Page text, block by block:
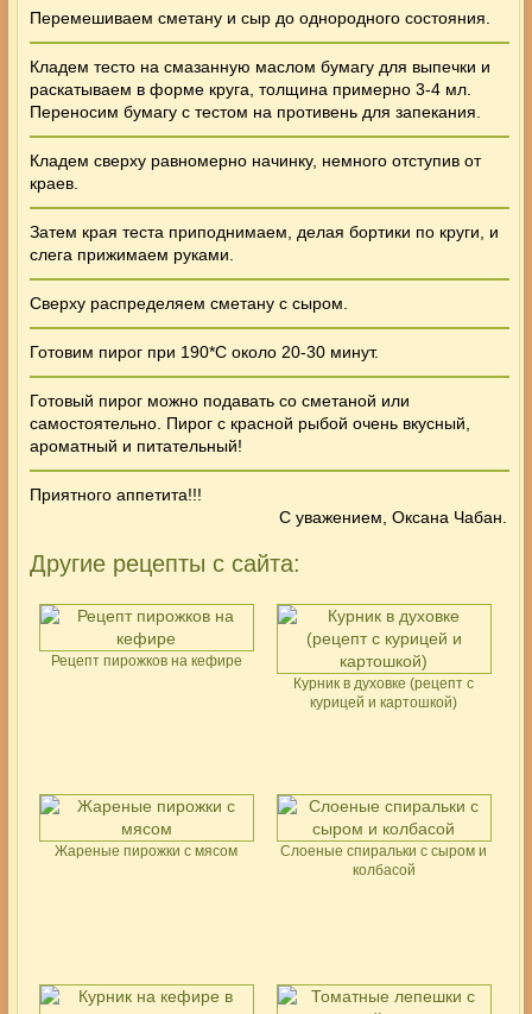
Перемешиваем сметану и сыр до однородного состояния.
Кладем тесто на смазанную маслом бумагу для выпечки и
раскатываем в форме круга, толщина примерно 3-4 мл.
Переносим бумагу с тестом на противень для запекания.
Кладем сверху равномерно начинку, немного отступив от
краев.
Затем края теста приподнимаем, делая бортики по круги, и
слега прижимаем руками.
Сверху распределяем сметану с сыром.
Готовим пирог при 190*С около 20-30 минут.
Готовый пирог можно подавать со сметаной или
самостоятельно. Пирог с красной рыбой очень вкусный,
ароматный и питательный!
Приятного аппетита!!!
С уважением, Оксана Чабан.
Другие рецепты с сайта:
Рецепт пирожков на кефире
Курник в духовке (рецепт с
курицей и картошкой)
Жареные пирожки с мясом
Слоеные спиральки с сыром и
колбасой